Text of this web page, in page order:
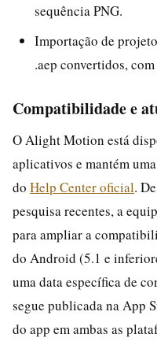
sequência PNG.
Importação de
.aep convertidos,
Compatibilidade e
O Alight Motion está
aplicativos e mantém
do Help Center oficial.
pesquisa recentes, a
para ampliar a
do Android (5.1 e
uma data específica de
segue publicada na App
do app em ambas as